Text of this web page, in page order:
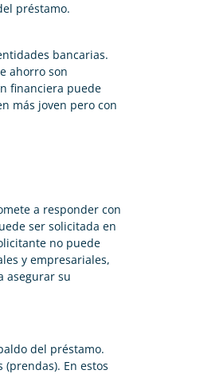
préstamo.
bancarias.
ahorro son
financiera puede
más joven pero con
a responder con
ser solicitada en
no puede
y empresariales,
asegurar su
del préstamo.
En estos